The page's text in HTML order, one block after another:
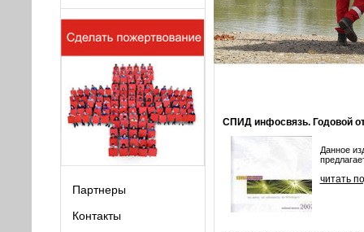
Партнеры
Контакты
СПИД инфосвязь. Годовой
Данное
читать